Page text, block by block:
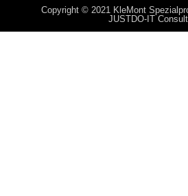
Copyright © 2021 KleMont
JUSTDO-IT